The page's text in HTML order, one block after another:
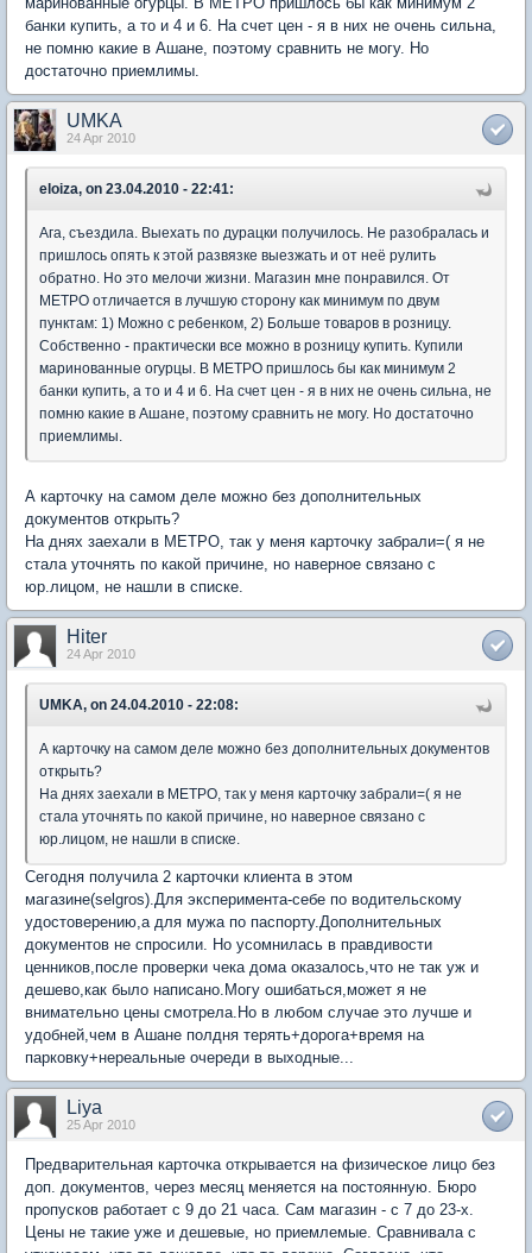
банки купить, а то и 4 и 6. На счет цен - я в них не очень сильна,
не помню какие в Ашане, поэтому сравнить не могу. Но
достаточно приемлимы.
UMKA
24 Apr 2010
eloiza, on 23.04.2010 - 22:41:
Ага, съездила. Выехать по дурацки получилось. Не разобралась и
пришлось опять к этой развязке выезжать и от неё рулить
обратно. Но это мелочи жизни. Магазин мне понравился. От
МЕТРО отличается в лучшую сторону как минимум по двум
пунктам: 1) Можно с ребенком, 2) Больше товаров в розницу.
Собственно - практически все можно в розницу купить. Купили
маринованные огурцы. В МЕТРО пришлось бы как минимум 2
банки купить, а то и 4 и 6. На счет цен - я в них не очень сильна, не
помню какие в Ашане, поэтому сравнить не могу. Но достаточно
приемлимы.
А карточку на самом деле можно без дополнительных
документов открыть?
На днях заехали в МЕТРО, так у меня карточку забрали=( я не
стала уточнять по какой причине, но наверное связано с
юр.лицом, не нашли в списке.
Hiter
24 Apr 2010
UMKA, on 24.04.2010 - 22:08:
А карточку на самом деле можно без дополнительных документов
открыть?
На днях заехали в МЕТРО, так у меня карточку забрали=( я не
стала уточнять по какой причине, но наверное связано с
юр.лицом, не нашли в списке.
Сегодня получила 2 карточки клиента в этом
магазине(selgros).Для эксперимента-себе по водительскому
удостоверению,а для мужа по паспорту.Дополнительных
документов не спросили. Но усомнилась в правдивости
ценников,после проверки чека дома оказалось,что не так уж и
дешево,как было написано.Могу ошибаться,может я не
внимательно цены смотрела.Но в любом случае это лучше и
удобней,чем в Ашане полдня терять+дорога+время на
парковку+нереальные очереди в выходные...
Liya
25 Apr 2010
Предварительная карточка открывается на физическое лицо без
доп. документов, через месяц меняется на постоянную. Бюро
пропусков работает с 9 до 21 часа. Сам магазин - с 7 до 23-х.
Цены не такие уже и дешевые, но приемлемые. Сравнивала с